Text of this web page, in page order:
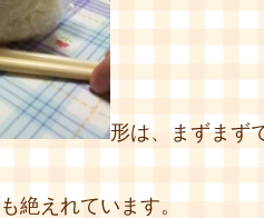
形は、まずまず
絶えれています。